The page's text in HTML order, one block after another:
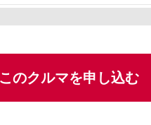
このクルマを申し込む